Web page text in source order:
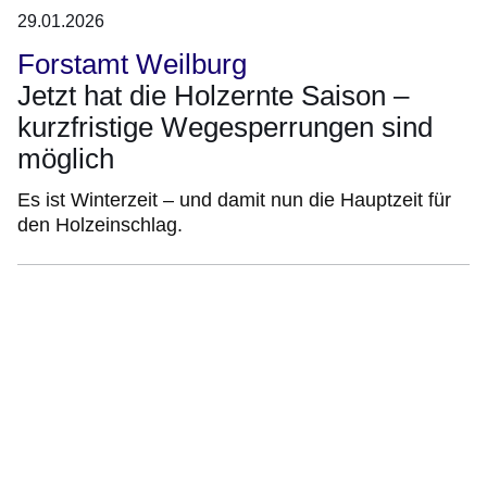
29.01.2026
Forstamt Weilburg
Jetzt hat die Holzernte Saison –
kurzfristige Wegesperrungen sind
möglich
Es ist Winterzeit – und damit nun die Hauptzeit für
den Holzeinschlag.